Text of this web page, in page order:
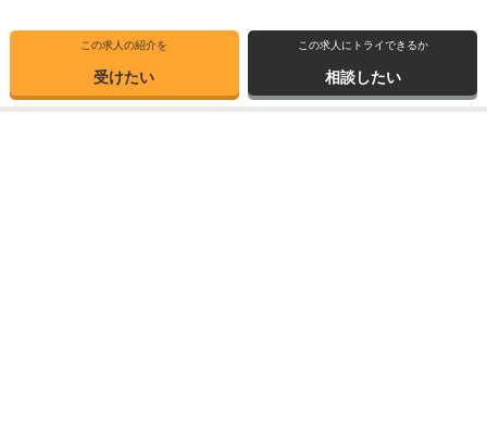
この求人の紹介を
受けたい
この求人にトライできるか
相談したい